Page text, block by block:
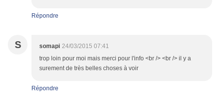
Répondre
S somapi 24/03/2015 07:41
trop loin pour moi mais merci pour l'info <br /> <br /> il y a
surement de très belles choses à voir
Répondre